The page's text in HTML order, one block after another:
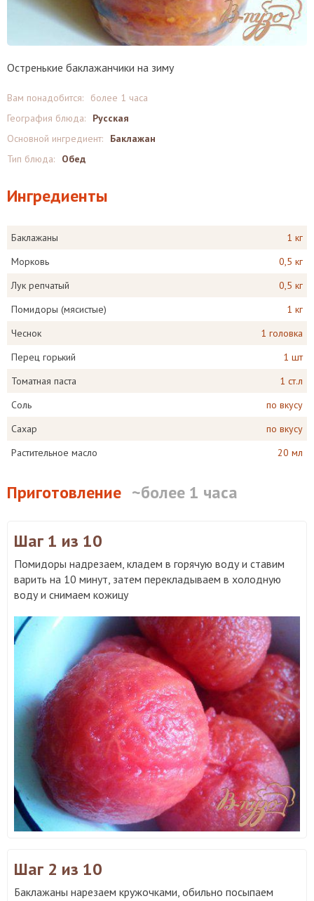
Остренькие баклажанчики на зиму
Вам понадобится:
более 1 часа
География блюда:
Русская
Основной ингредиент:
Баклажан
Тип блюда:
Обед
Ингредиенты
Баклажаны
1 кг
Морковь
0,5 кг
Лук репчатый
0,5 кг
Помидоры (мясистые)
1 кг
Чеснок
1 головка
Перец горький
1 шт
Томатная паста
1 ст.л
Соль
по вкусу
Сахар
по вкусу
Растительное масло
20 мл
Приготовление ~более 1 часа
Шаг 1 из 10
Помидоры надрезаем, кладем в горячую воду и ставим
варить на 10 минут, затем перекладываем в холодную
воду и снимаем кожицу
Шаг 2 из 10
Баклажаны нарезаем кружочками, обильно посыпаем